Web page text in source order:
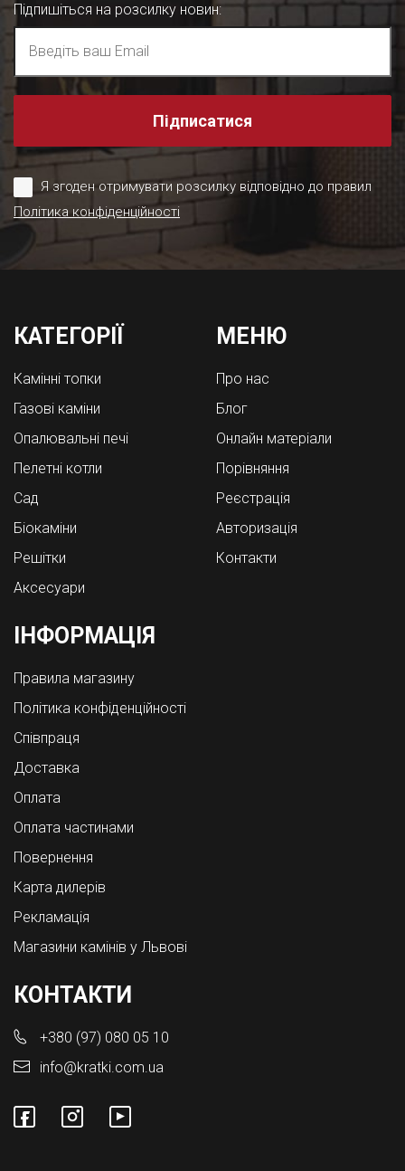
Підпишіться на розсилку новин:
Підписатися
Я згоден отримувати розсилку відповідно до правил
Політика конфіденційності
КАТЕГОРІЇ
Камінні топки
Газові каміни
Опалювальні печі
Пелетні котли
Cад
Біокаміни
Решітки
Аксесуари
МЕНЮ
Про нас
Блог
Онлайн матеріали
Порівняння
Реєстрація
Авторизація
Контакти
ІНФОРМАЦІЯ
Правила магазину
Політика конфіденційності
Співпраця
Доставка
Оплата
Оплата частинами
Повернення
Карта дилерів
Рекламація
Магазини камінів у Львові
КОНТАКТИ
+380 (97) 080 05 10
info@kratki.com.ua